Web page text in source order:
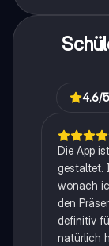
4.6/
Die App
gestaltet.
wonach
den
definitiv
natürlich